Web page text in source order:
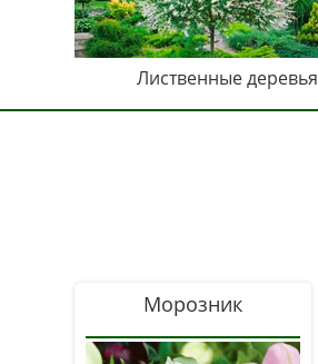
Лиственные деревья
Морозник